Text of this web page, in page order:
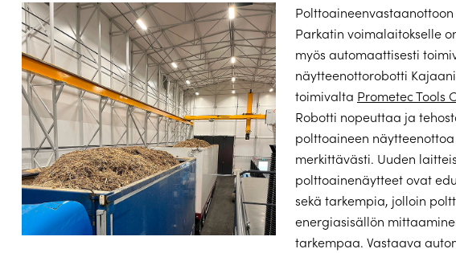
Parkatin voimalaitokselle
myös automaattisesti
näytteenottorobotti
toimivalta Prometec Tools
Robotti nopeuttaa ja
polttoaineen näytteenottoa
merkittävästi. Uuden
polttoainenäytteet ovat
sekä tarkempia, jolloin
energiasisällön
tarkempaa. Vastaava